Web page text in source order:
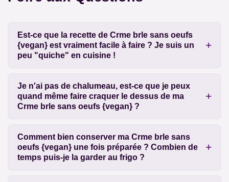
Est-ce que la recette de Crme brle sans oeufs
{vegan} est vraiment facile à faire ? Je suis un
peu "quiche" en cuisine !
Je n'ai pas de chalumeau, est-ce que je peux
quand même faire craquer le dessus de ma
Crme brle sans oeufs {vegan} ?
Comment bien conserver ma Crme brle sans
oeufs {vegan} une fois préparée ? Combien de
temps puis-je la garder au frigo ?